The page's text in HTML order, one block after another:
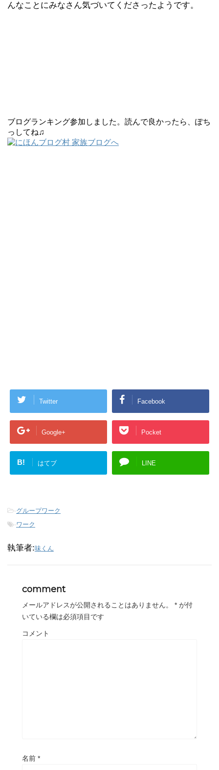
んなことにみなさん気づいてくださったようです。
ブログランキング参加しました。読んで良かったら、ぽち
っしてね♫
Twitter Facebook
Google+ Pocket
B! はてブ LINE
-グループワーク
-ワーク
執筆者:味くん
comment
メールアドレスが公開されることはありません。 * が付
いている欄は必須項目です
コメント
名前 *